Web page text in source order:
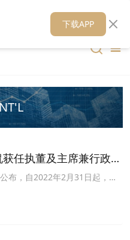
财华媒体矩阵 财华智库
任执董及主席兼行政总
布，自2022年2月31日起，张
薪酬委员会成员及授权代表；
兼行政总裁，以及执行委员
下载APP